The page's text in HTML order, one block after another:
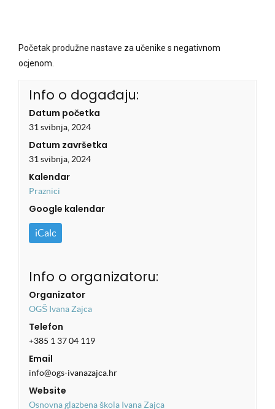
Početak produžne nastave za učenike s negativnom
ocjenom.
Info o događaju:
Datum početka
31 svibnja, 2024
Datum završetka
31 svibnja, 2024
Kalendar
Praznici
Google kalendar
iCalc
Info o organizatoru:
Organizator
OGŠ Ivana Zajca
Telefon
+385 1 37 04 119
Email
info@ogs-ivanazajca.hr
Website
Osnovna glazbena škola Ivana Zajca